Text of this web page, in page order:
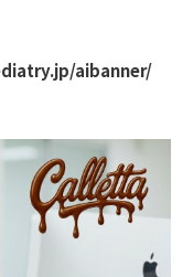
aibanner/